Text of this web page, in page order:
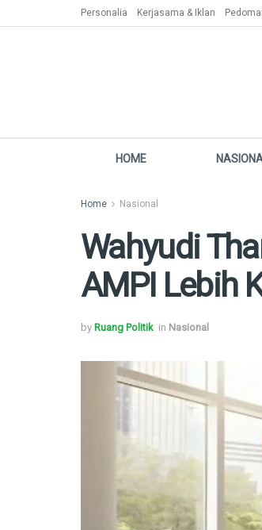
Personalia Kerjasama & Iklan
HOME
Home Nasional
Wahyudi
AMPI Lebih
by Ruang Politik in Nasional